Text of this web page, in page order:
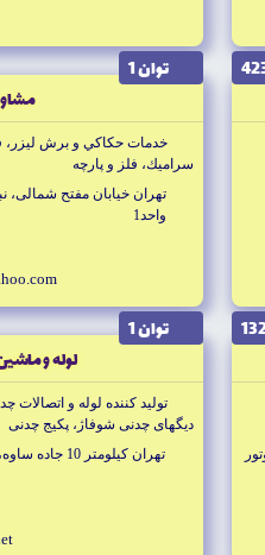
توان 1
خدمات حكاكي و برش ليزر،
سراميك، فلز و پارچه
تهران خيابان مفتح
واحد1
توان 1
لوله و
توليد كننده لوله و
ديگهاى چدنى شوفاژ، پكيج چدنى
تهران كيلومتر 10 جاده ساوه، ايستگاه چهار دانگه